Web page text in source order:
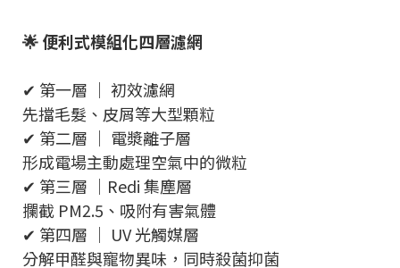
🌟 便利式模組化四層濾網
✔ 第一層 ｜ 初效濾網
先擋毛髮、皮屑等大型顆粒
✔ 第二層 ｜ 電漿離子層
形成電場主動處理空氣中的微粒
✔ 第三層 ｜Redi 集塵層
攔截 PM2.5、吸附有害氣體
✔ 第四層 ｜ UV 光觸媒層
分解甲醛與寵物異味，同時殺菌抑菌